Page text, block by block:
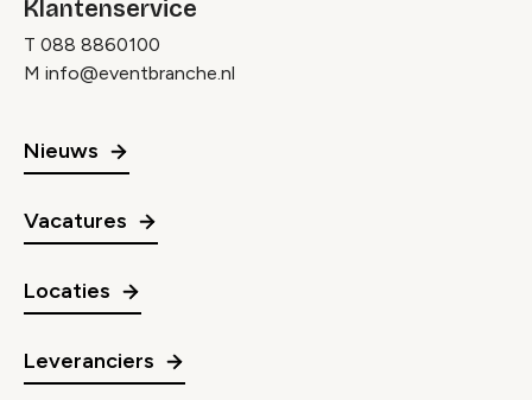
Klantenservice
T 088 8860100
M info@eventbranche.nl
Nieuws
Vacatures
Locaties
Leveranciers